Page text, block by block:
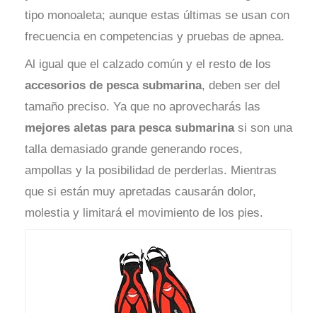
tipo monoaleta; aunque estas últimas se usan con
frecuencia en competencias y pruebas de apnea.
Al igual que el calzado común y el resto de los
accesorios de pesca submarina, deben ser del
tamaño preciso. Ya que no aprovecharás las
mejores aletas para pesca submarina si son una
talla demasiado grande generando roces,
ampollas y la posibilidad de perderlas. Mientras
que si están muy apretadas causarán dolor,
molestia y limitará el movimiento de los pies.